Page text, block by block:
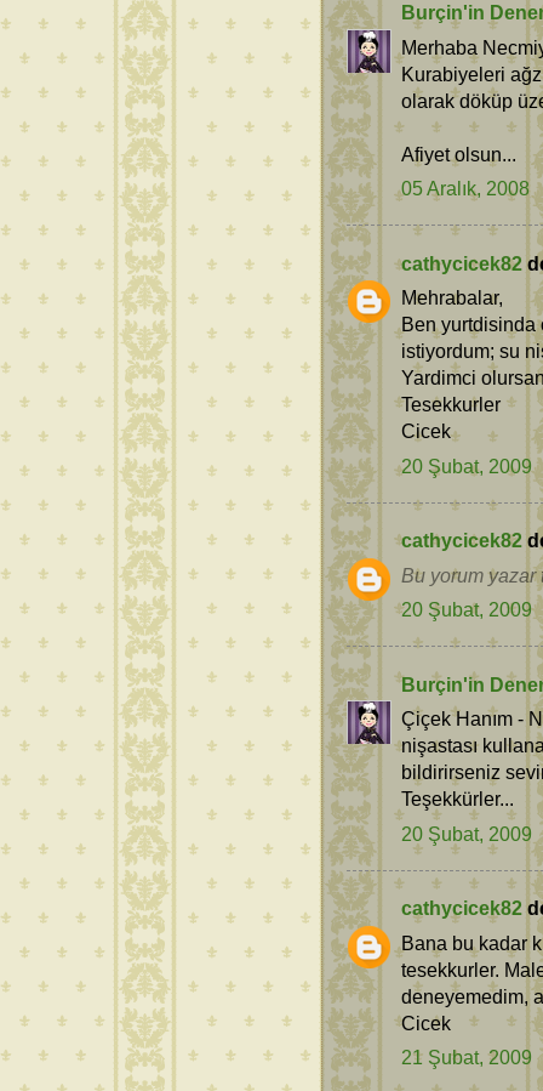
Burçin'in
Merhaba
Kurabiyeleri
olarak döküp
Afiyet olsun...
05 Aralık, 2008
cathycicek82
Mehrabalar,
Ben yurtdisinda
istiyordum; su
Yardimci
Tesekkurler
Cicek
20 Şubat, 2009
cathycicek82
Bu yorum yazar
20 Şubat, 2009
Burçin'in
Çiçek Hanım -
nişastası
bildirirseniz
Teşekkürler...
20 Şubat, 2009
cathycicek82
Bana bu kadar
tesekkurler.
deneyemedim,
Cicek
21 Şubat, 2009